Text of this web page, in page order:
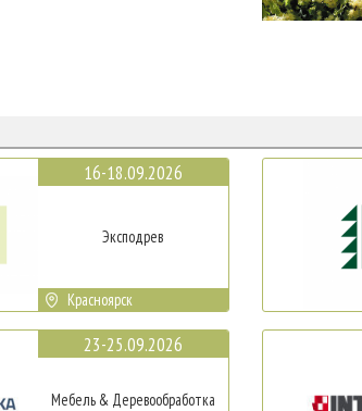
16-18.09.2026
Эксподрев
Красноярск
23-25.09.2026
Мебель & Деревообработка